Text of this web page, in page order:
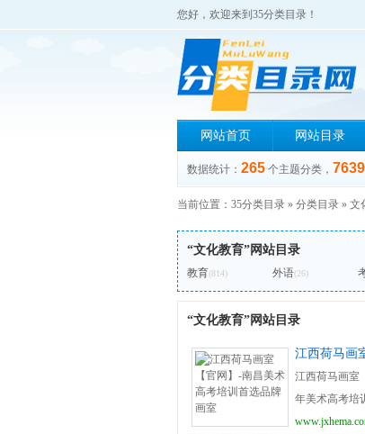
您好，欢迎来到35分类目录！
网站首页 网站目录
数据统计： 265 个主题分类， 7639
当前位置： 35分类目录 » 分类目录 » 文
“文化教育”网站目录
教育(814) 外语(26)
“文化教育”网站目录
江西荷马画
江西荷马画室
年美术高考培
室学员及家长